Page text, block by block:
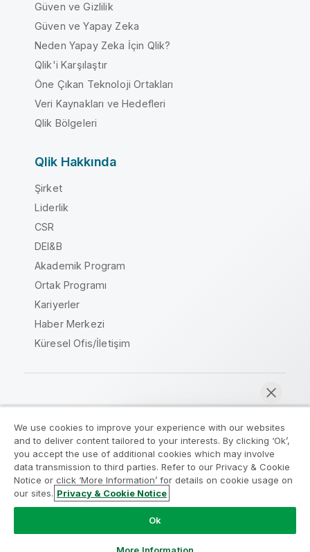
Şimdi sohbet et
Güven ve Gizlilik
Güven ve Yapay Zeka
Neden Yapay Zeka İçin Qlik?
Qlik'i Karşılaştır
Öne Çıkan Teknoloji Ortakları
Veri Kaynakları ve Hedefleri
Qlik Bölgeleri
Qlik Hakkında
Şirket
Liderlik
CSR
DEI&B
Akademik Program
Ortak Programı
Kariyerler
Haber Merkezi
Küresel Ofis/İletişim
Yasal sözleşmeler
Ürün Koşulları
Legal Policies
Legal Policies
Kullanım koşulları
Ticari markalar
Do Not Share My Info
Telif Hakkı © 1993-2026 QlikTech International AB. Tüm
We use cookies to improve your experience with our websites
and to deliver content tailored to your interests. By clicking ‘Ok’,
you accept the use of additional cookies which may involve
data transmission to third parties. Refer to our Privacy & Cookie
Notice or click ‘More Information’ for details on cookie usage on
our sites. Privacy & Cookie Notice
Ok